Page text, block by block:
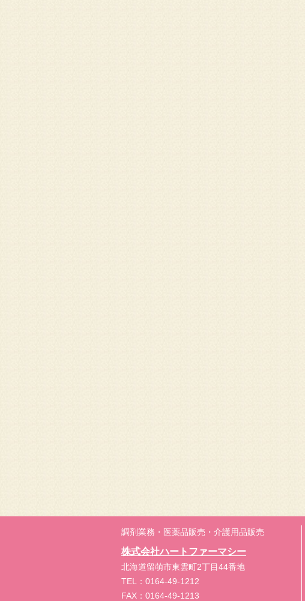
調剤業務・医薬品販売・介護用品販売
株式会社ハートファーマシー
北海道留萌市東雲町2丁目44番地
TEL：0164-49-1212
FAX：0164-49-1213